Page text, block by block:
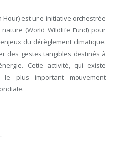
Hour) est une initiative orchestrée
(World Wildlife Fund) pour
du dérèglement climatique.
des gestes tangibles destinés à
Cette activité, qui existe
plus important mouvement